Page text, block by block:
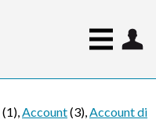
(1),Account(3),Account di